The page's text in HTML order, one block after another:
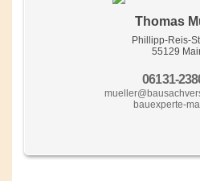
Thomas
Phillipp-Reis-
55129
06131-
bauexperte-